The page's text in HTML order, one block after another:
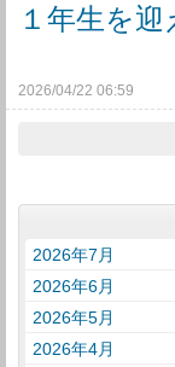
１年生を迎
2026/04/22 06:59
2026年7月
2026年6月
2026年5月
2026年4月